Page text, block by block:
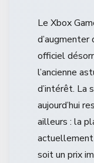
Le Xbox
officiel
l’ancienne
d’intérêt. La
aujourd’hui
ailleurs : la
actuellement
soit un prix